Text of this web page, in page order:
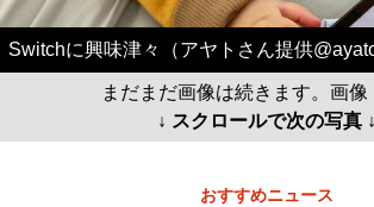
Switchに興味津々（アヤトさん提供
まだまだ画像は続きます。画像
↓ スクロールで次の写真 ↓
おすすめニュース